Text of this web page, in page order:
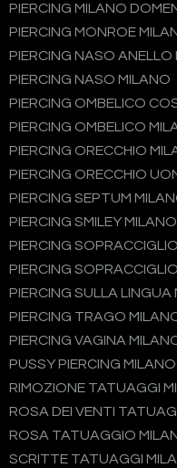
PIERCING MILANO
PIERCING MONROE
PIERCING NASO ANELLO
PIERCING NASO MILANO
PIERCING OMBELICO
PIERCING OMBELICO
PIERCING ORECCHIO
PIERCING ORECCHIO
PIERCING SEPTUM
PIERCING SMILEY MILANO
PIERCING
PIERCING
PIERCING SULLA LINGUA
PIERCING TRAGO
PIERCING VAGINA
PUSSY PIERCING MILANO
RIMOZIONE TATUAGGI
ROSA DEI VENTI
ROSA TATUAGGIO
SCRITTE TATUAGGI